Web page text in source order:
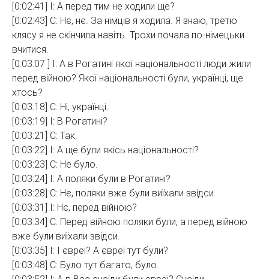
[0:02:41] І: А перед тим не ходили ще?
[0:02:43] С: Нє, нє. За німців я ходила. Я знаю, третю
клясу я не скінчила навіть. Трохи почала по-німецьки
вчитися.
[0:03:07 ] І: А в Рогатині якої національності люди жили
перед війною? Якої національності були, українці, ще
хтось?
[0:03:18] С: Ні, українці.
[0:03:19] І: В Рогатині?
[0:03:21] С: Так.
[0:03:22] І: А ще були якісь національності?
[0:03:23] С: Не було.
[0:03:24] І: А поляки були в Рогатині?
[0:03:28] С: Нє, поляки вже були виїхали звідси.
[0:03:31] І: Нє, перед війною?
[0:03:34] С: Перед війною поляки були, а перед війною
вже були виїхали звідси.
[0:03:35] І: І євреї? А євреї тут були?
[0:03:48] С: Було тут багато, було.